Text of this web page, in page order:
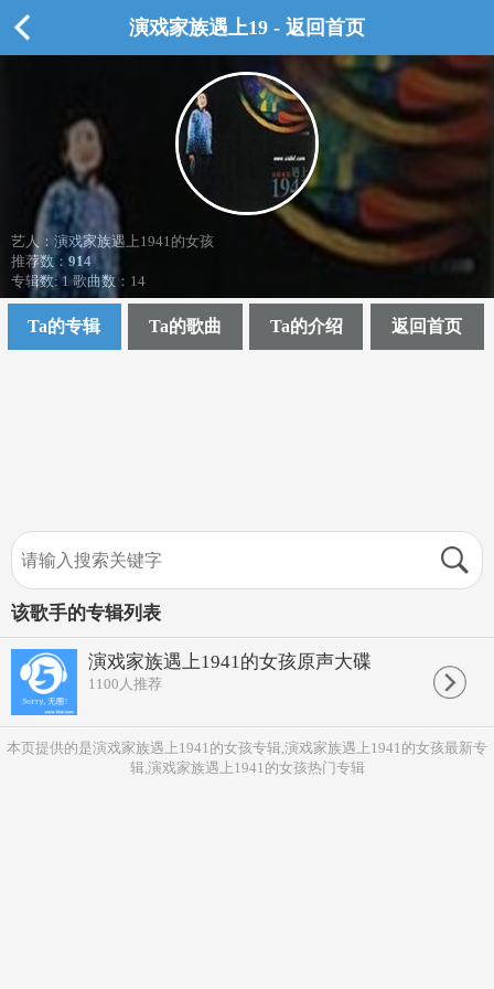
演戏家族遇上19 - 返回首页
艺人：演戏家族遇上1941的女孩
推荐数： 914
专辑数: 1 歌曲数：14
Ta的专辑 Ta的歌曲 Ta的介绍 返回首页
该歌手的专辑列表
演戏家族遇上1941的女孩原声大碟
1100 人推荐
本页提供的是演戏家族遇上1941的女孩专辑,演戏家族遇上1941的女孩最新专
辑,演戏家族遇上1941的女孩热门专辑